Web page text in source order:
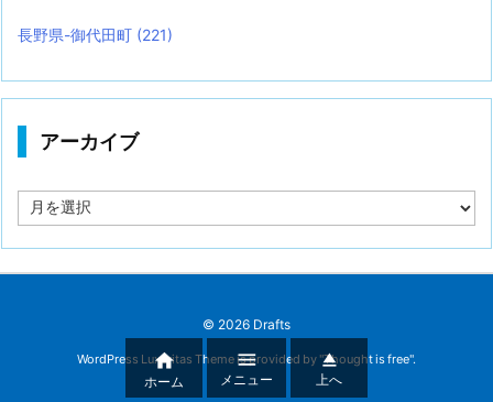
長野県-御代田町 (221)
アーカイブ
ー
© 2026 Drafts
WordPress Luxeritas Theme is provided by "Thought is free".

ホーム

メニュー

上へ